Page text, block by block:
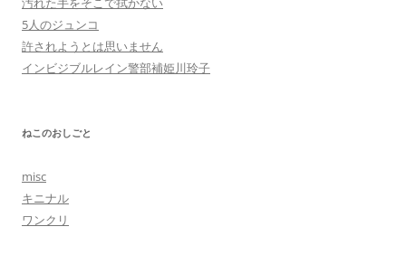
5人のジュンコ
許されようとは思いません
インビジブルレイン警部補姫川玲子
ねこのおしごと
misc
キニナル
ワンクリ